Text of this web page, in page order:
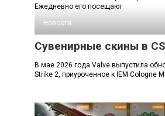
Ежедневно его посещают
Новости
Сувенирные скины в
В мае 2026 года Valve выпустила
Strike 2, приуроченное к IEM Cologne